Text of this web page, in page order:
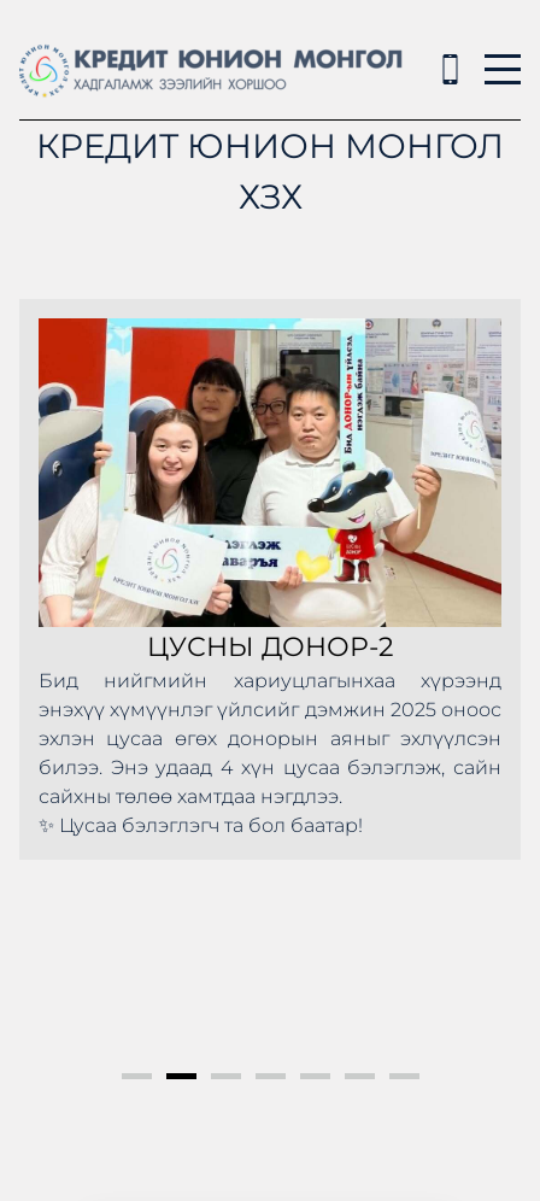
КРЕДИТ ЮНИОН МОНГОЛ
ХЗХ
ЦУСНЫ ДОНОР-2
Бид нийгмийн хариуцлагынхаа хүрээнд
энэхүү хүмүүнлэг үйлсийг дэмжин 2025 оноос
эхлэн цусаа өгөх донорын аяныг эхлүүлсэн
билээ. Энэ удаад 4 хүн цусаа бэлэглэж, сайн
сайхны төлөө хамтдаа нэгдлээ.
✨ Цусаа бэлэглэгч та бол баатар!